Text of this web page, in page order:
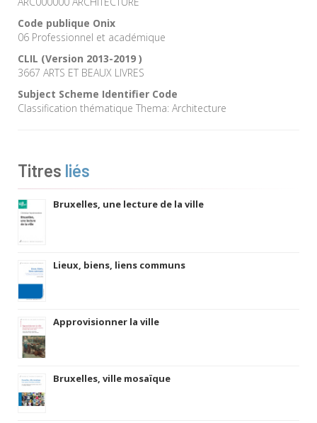
Code publique Onix
06 Professionnel et académique
CLIL (Version 2013-2019 )
3667 ARTS ET BEAUX LIVRES
Subject Scheme Identifier Code
Classification thématique Thema: Architecture
Titres liés
Bruxelles, une lecture de la ville
Lieux, biens, liens communs
Approvisionner la ville
Bruxelles, ville mosaïque